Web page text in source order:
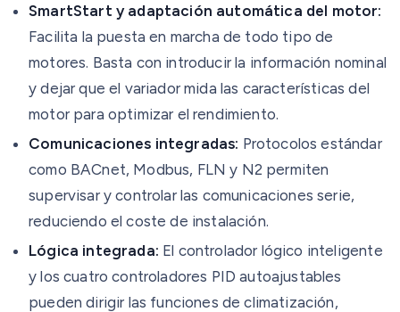
SmartStart y adaptación automática del motor:
Facilita la puesta en marcha de todo tipo de
motores. Basta con introducir la información nominal
y dejar que el variador mida las características del
motor para optimizar el rendimiento.
Comunicaciones integradas: Protocolos estándar
como BACnet, Modbus, FLN y N2 permiten
supervisar y controlar las comunicaciones serie,
reduciendo el coste de instalación.
Lógica integrada: El controlador lógico inteligente
y los cuatro controladores PID autoajustables
pueden dirigir las funciones de climatización,